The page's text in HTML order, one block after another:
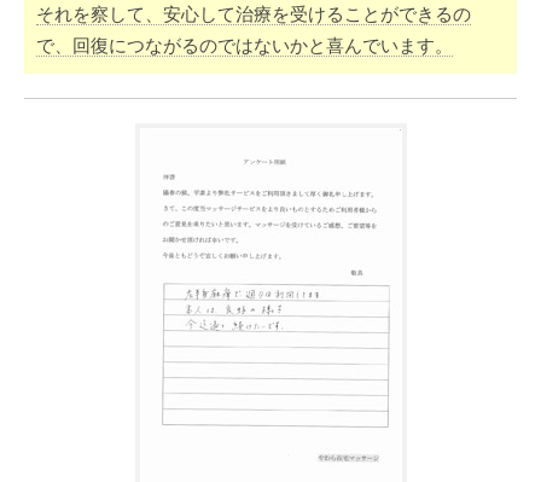
それを察して、安心して治療を受けることができるの
で、回復につながるのではないかと喜んでいます。